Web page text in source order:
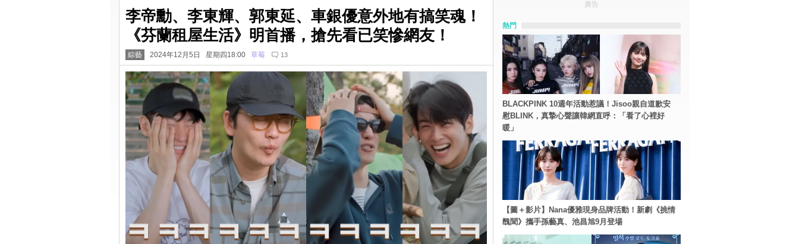
李帝勳、李東輝、郭東延、車銀優意外地有搞笑魂！
《芬蘭租屋生活》明首播，搶先看已笑慘網友！
綜藝 2024年12月5日 星期四18:00 草莓 13
廣告
熱門
BLACKPINK 10週年活動惹議！Jisoo親自道歉安
慰BLINK，真摯心聲讓韓網直呼：「看了心裡好
暖」
【圖＋影片】Nana優雅現身品牌活動！新劇《挑情
醜聞》攜手孫藝真、池昌旭9月登場